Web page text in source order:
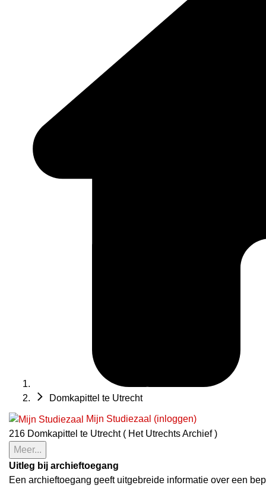
Domkapittel te Utrecht
Mijn Studiezaal (inloggen)
216 Domkapittel te Utrecht ( Het Utrechts Archief )
Meer...
Uitleg bij archieftoegang
Een archieftoegang geeft uitgebreide informatie over een